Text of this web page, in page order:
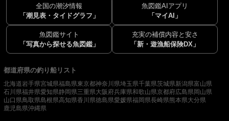
全国の潮汐情報
「潮見表・タイドグラフ」
魚図鑑AIアプリ
「マイAI」
魚図鑑サイト
「写真から探せる魚図鑑」
充実の補償内容と安さ
「新・遊漁船保険DX」
都道府県の釣り船リスト
北海道岩手県宮城県福島県東京都神奈川県埼玉県千葉県茨城県新潟県富山県
石川県福井県愛知県静岡県三重県大阪府兵庫県和歌山県京都府広島県岡山県
山口県鳥取県島根県高知県香川県徳島県愛媛県福岡県長崎県熊本県大分県
鹿児島県沖縄県